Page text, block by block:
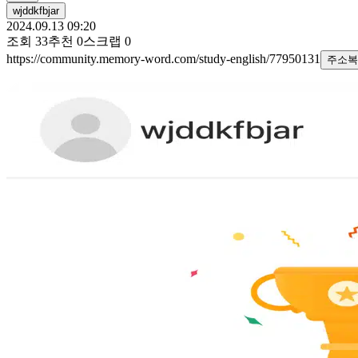
wjddkfbjar
2024.09.13 09:20
조회 33추천 0스크랩 0
https://community.memory-word.com/study-english/77950131
주소